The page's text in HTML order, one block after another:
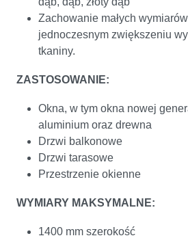
Zachowanie małych
jednoczesnym zwiększeniu
tkaniny.
ZASTOSOWANIE:
Okna, w tym okna nowej
aluminium oraz drewna
Drzwi balkonowe
Drzwi tarasowe
Przestrzenie okienne
WYMIARY MAKSYMALNE:
1400 mm szerokość